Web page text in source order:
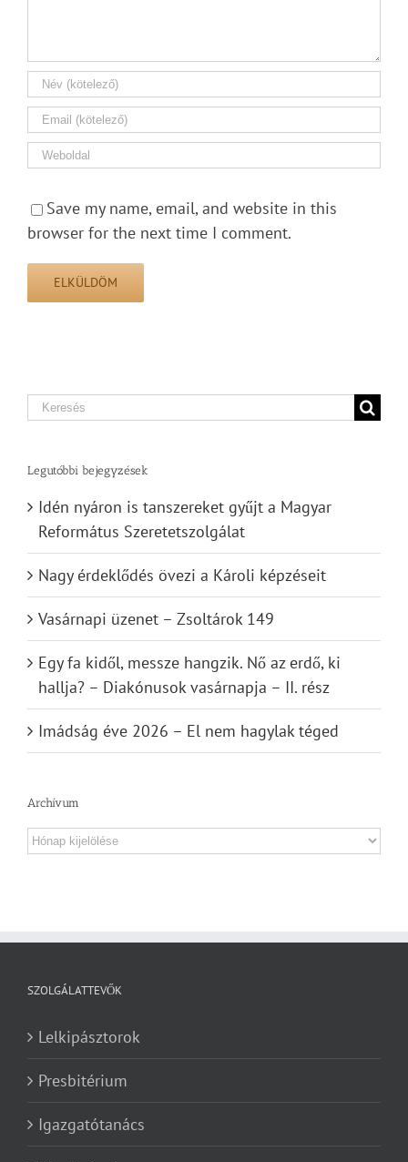
Save my name, email, and website in this
browser for the next time I comment.
Search
Legutóbbi bejegyzések
Idén nyáron is tanszereket gyűjt a Magyar
Református Szeretetszolgálat
Nagy érdeklődés övezi a Károli képzéseit
Vasárnapi üzenet – Zsoltárok 149
Egy fa kidől, messze hangzik. Nő az erdő, ki
hallja? – Diakónusok vasárnapja – II. rész
Imádság éve 2026 – El nem hagylak téged
Archívum
Archívum
SZOLGÁLATTEVŐK
Lelkipásztorok
Presbitérium
Igazgatótanács